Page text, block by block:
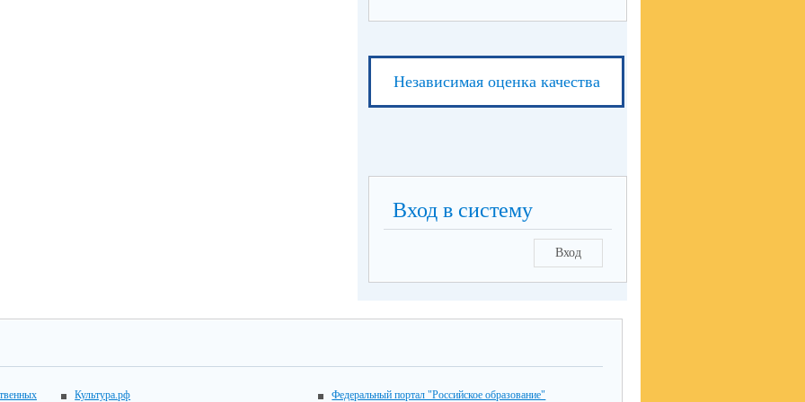
Независимая оценка качества
Вход в систему
Вход
Культура.рф Федеральный портал "Российское образование"